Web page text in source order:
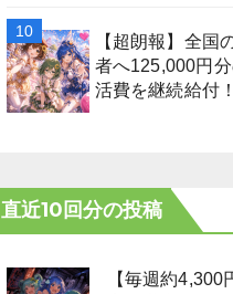
【超朗報】全国
者へ125,000円
活費を継続給付！
直近10回分の投稿
【毎週約4,300